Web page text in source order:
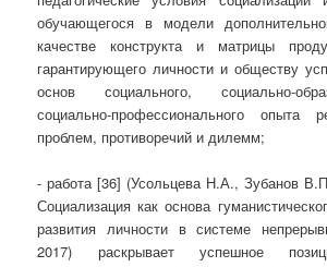
обучающегося в модели
качестве конструкта и матрицы
гарантирующего личности и обществу
основ социального, социально-
социально-профессионального
проблем, противоречий и дилемм;
- работа [36] (Усольцева Н.А., Зубанов
Социализация как основа
развития личности в системе
2017) раскрывает успешное